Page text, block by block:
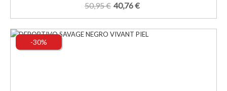
50,95 € 40,76 €
-30%